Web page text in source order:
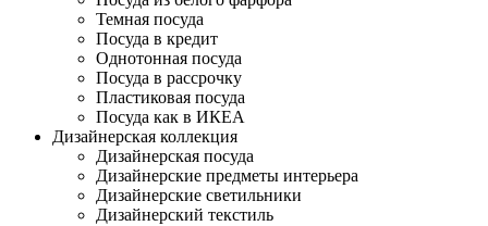
Темная посуда
Посуда в кредит
Однотонная посуда
Посуда в рассрочку
Пластиковая посуда
Посуда как в ИКЕА
Дизайнерская коллекция
Дизайнерская посуда
Дизайнерские предметы интерьера
Дизайнерские светильники
Дизайнерский текстиль